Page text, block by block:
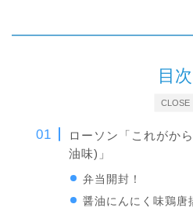
CLOSE
目次
ローソン「これがか
油味)」
弁当開封！
醤油にんにく味鶏唐